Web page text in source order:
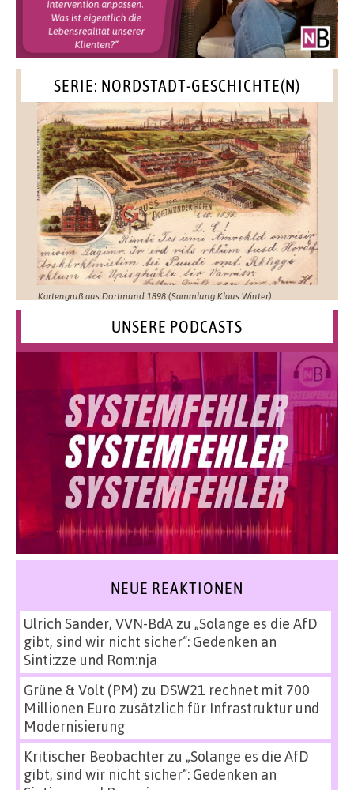
SERIE: NORDSTADT-GESCHICHTE(N)
Kartengruß aus Dortmund 1898 (Sammlung Klaus Winter)
UNSERE PODCASTS
NEUE REAKTIONEN
Ulrich Sander, VVN-BdAzu „Solange es die AfD
gibt, sind wir nicht sicher“: Gedenken an
Sinti:zze und Rom:nja
Grüne & Volt (PM) zu DSW21 rechnet mit 700
Millionen Euro zusätzlich für Infrastruktur und
Modernisierung
Kritischer Beobachterzu „Solange es die AfD
gibt, sind wir nicht sicher“: Gedenken an